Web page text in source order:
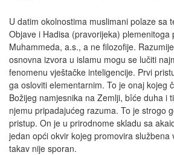
U datim okolnostima muslimani polaze sa
Objave i Hadisa (pravorijeka) plemenitoga
Muhammeda, a.s., a ne filozofije.
osnovna izvora u islamu mogu se lučiti
fenomenu vještačke inteligencije. Prvi
ga osloviti elementarnim. To je onaj kojeg
Božijeg namjesnika na Zemlji, bîće duha i
njemu pripadajućeg razuma. To je strogo
pristup. On je u prirodnome skladu sa
jedan opći okvir kojeg promovira službena
takav nije sporan.